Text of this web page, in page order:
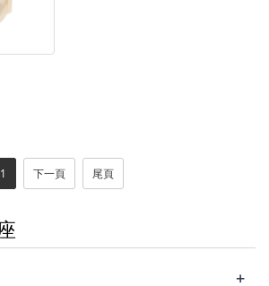
1 下一頁 尾頁
+